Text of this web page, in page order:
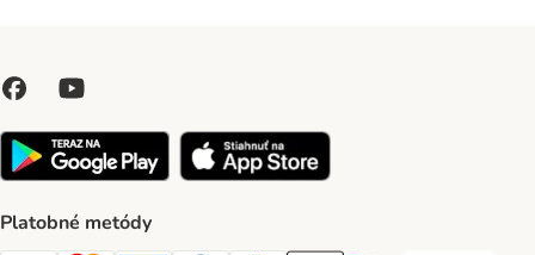
Platobné metódy